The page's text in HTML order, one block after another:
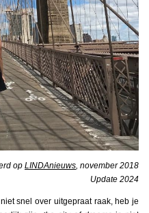
op LINDAnieuws , november 2018
Update 2024
snel over uitgepraat raak, heb je